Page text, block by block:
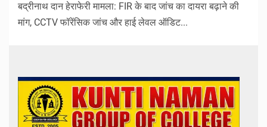
बद्रीनाथ दान हेराफेरी मामला: FIR के बाद जांच का दायरा बढ़ाने की
मांग, CCTV फॉरेंसिक जांच और हाई लेवल ऑडिट...